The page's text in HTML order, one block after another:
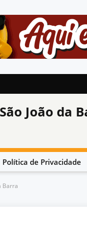
João da
Política de Privacidade
Barra